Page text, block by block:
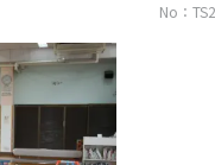
No：